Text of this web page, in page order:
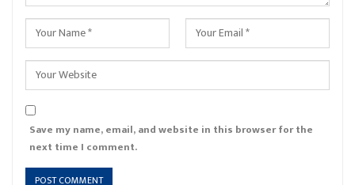
Save my name, email, and website in this browser for the
next time I comment.